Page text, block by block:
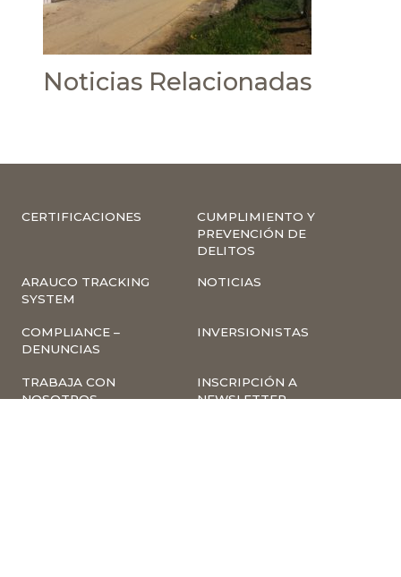
Noticias Relacionadas
CERTIFICACIONES
CUMPLIMIENTO Y
PREVENCIÓN DE
DELITOS
ARAUCO TRACKING
SYSTEM
NOTICIAS
COMPLIANCE –
DENUNCIAS
INVERSIONISTAS
TRABAJA CON
NOSOTROS
INSCRIPCIÓN A
NEWSLETTER